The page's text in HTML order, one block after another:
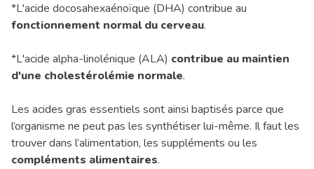
*L'acide docosahexaénoïque (DHA) contribue au
fonctionnement normal du cerveau.
*L'acide alpha-linolénique (ALA) contribue au maintien
d'une cholestérolémie normale.
Les acides gras essentiels sont ainsi baptisés parce que
l’organisme ne peut pas les synthétiser lui-même. Il faut les
trouver dans l’alimentation, les suppléments ou les
compléments alimentaires.